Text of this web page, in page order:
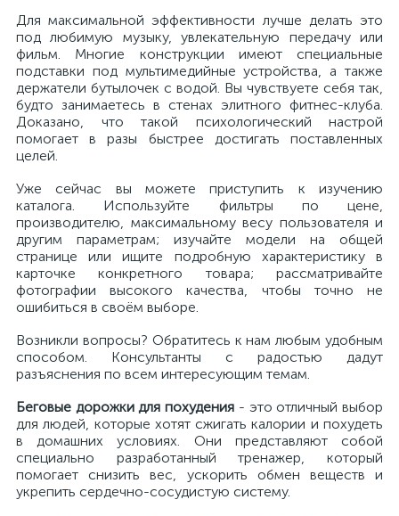
Для максимальной эффективности лучше делать это
под любимую музыку, увлекательную передачу или
фильм. Многие конструкции имеют специальные
подставки под мультимедийные устройства, а также
держатели бутылочек с водой. Вы чувствуете себя так,
будто занимаетесь в стенах элитного фитнес-клуба.
Доказано, что такой психологический настрой
помогает в разы быстрее достигать поставленных
целей.
Уже сейчас вы можете приступить к изучению
каталога. Используйте фильтры по цене,
производителю, максимальному весу пользователя и
другим параметрам; изучайте модели на общей
странице или ищите подробную характеристику в
карточке конкретного товара; рассматривайте
фотографии высокого качества, чтобы точно не
ошибиться в своём выборе.
Возникли вопросы? Обратитесь к нам любым удобным
способом. Консультанты с радостью дадут
разъяснения по всем интересующим темам.
Беговые дорожки для похудения - это отличный выбор
для людей, которые хотят сжигать калории и похудеть
в домашних условиях. Они представляют собой
специально разработанный тренажер, который
помогает снизить вес, ускорить обмен веществ и
укрепить сердечно-сосудистую систему.